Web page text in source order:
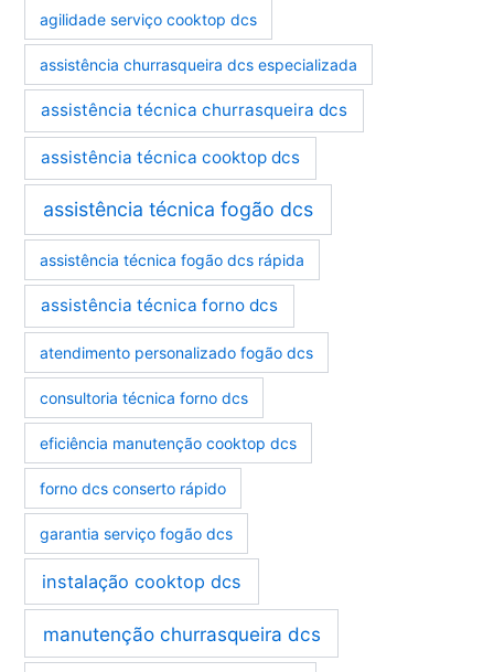
a
agilidade serviço cooktop dcs
assistência churrasqueira dcs especializada
assistência técnica churrasqueira dcs
assistência técnica cooktop dcs
assistência técnica fogão dcs
assistência técnica fogão dcs rápida
assistência técnica forno dcs
atendimento personalizado fogão dcs
consultoria técnica forno dcs
eficiência manutenção cooktop dcs
forno dcs conserto rápido
garantia serviço fogão dcs
instalação cooktop dcs
manutenção churrasqueira dcs